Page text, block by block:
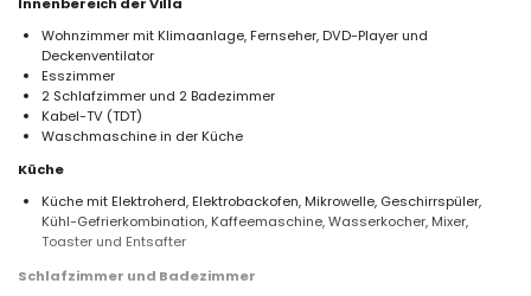
Innenbereich der Villa
Wohnzimmer mit Klimaanlage, Fernseher, DVD-Player und
Deckenventilator
Esszimmer
2 Schlafzimmer und 2 Badezimmer
Kabel-TV (TDT)
Waschmaschine in der Küche
Küche
Küche mit Elektroherd, Elektrobackofen, Mikrowelle, Geschirrspüler,
Kühl-Gefrierkombination, Kaffeemaschine, Wasserkocher, Mixer,
Toaster und Entsafter
Schlafzimmer und Badezimmer